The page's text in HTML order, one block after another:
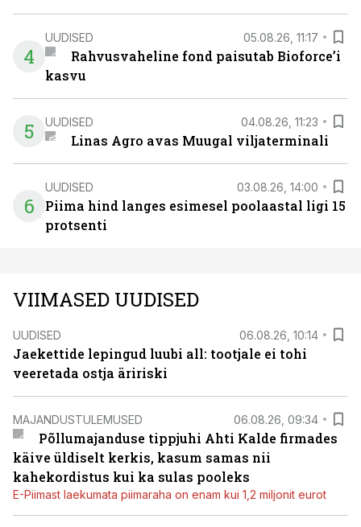
4
UUDISED 05.08.26, 11:17
Rahvusvaheline fond paisutab Bioforce’i
kasvu
5 UUDISED 04.08.26, 11:23
Linas Agro avas Muugal viljaterminali
6
UUDISED 03.08.26, 14:00
Piima hind langes esimesel poolaastal ligi 15
protsenti
VIIMASED UUDISED
UUDISED 06.08.26, 10:14
Jaekettide lepingud luubi all: tootjale ei tohi
veeretada ostja äririski
MAJANDUSTULEMUSED 06.08.26, 09:34
Põllumajanduse tippjuhi Ahti Kalde firmades
käive üldiselt kerkis, kasum samas nii
kahekordistus kui ka sulas pooleks
E-Piimast laekumata piimaraha on enam kui 1,2 miljonit eurot